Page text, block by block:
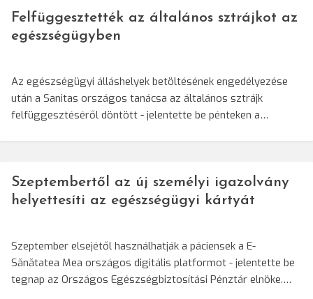
Felfüggesztették az általános sztrájkot az
egészségügyben
Az egészségügyi álláshelyek betöltésének engedélyezése
után a Sanitas országos tanácsa az általános sztrájk
felfüggesztéséről döntött - jelentette be pénteken a…
Szeptembertől az új személyi igazolvány
helyettesíti az egészségügyi kártyát
Szeptember elsejétől használhatják a páciensek a E-
Sănătatea Mea országos digitális platformot - jelentette be
tegnap az Országos Egészségbiztosítási Pénztár elnöke.…